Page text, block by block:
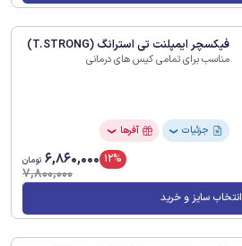
فیکسچر ایمپلنت تی استرانگ (T.STRONG)
مناسب برای تمامی کیس های درمانی
جزئیات ❯ آفرها ❯
12%
6,860,000 تومان
7,800,000
انتخاب سایز و خرید